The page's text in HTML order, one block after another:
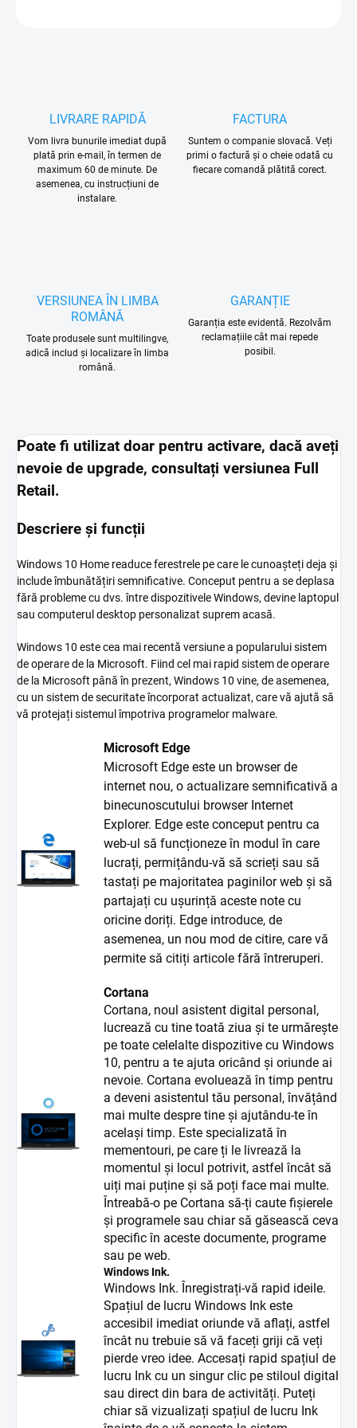
LIVRARE RAPIDĂ
Vom livra bunurile imediat după
plată prin e-mail, în termen de
maximum 60 de minute. De
asemenea, cu instrucțiuni de
instalare.
FACTURA
Suntem o companie slovacă. Veți
primi o factură și o cheie odată cu
fiecare comandă plătită corect.
VERSIUNEA ÎN LIMBA
ROMÂNĂ
Toate produsele sunt multilingve,
adică includ și localizare în limba
română.
GARANȚIE
Garanția este evidentă. Rezolvăm
reclamațiile cât mai repede
posibil.
Poate fi utilizat doar pentru activare, dacă aveți
nevoie de upgrade, consultați versiunea Full
Retail.
Descriere și funcții
Windows 10 Home readuce ferestrele pe care le cunoașteți deja și
include îmbunătățiri semnificative. Conceput pentru a se deplasa
fără probleme cu dvs. între dispozitivele Windows, devine laptopul
sau computerul desktop personalizat suprem acasă.
Windows 10 este cea mai recentă versiune a popularului sistem
de operare de la Microsoft. Fiind cel mai rapid sistem de operare
de la Microsoft până în prezent, Windows 10 vine, de asemenea,
cu un sistem de securitate încorporat actualizat, care vă ajută să
vă protejați sistemul împotriva programelor malware.
Microsoft Edge
Microsoft Edge este un browser de
internet nou, o actualizare semnificativă a
binecunoscutului browser Internet
Explorer. Edge este conceput pentru ca
web-ul să funcționeze în modul în care
lucrați, permițându-vă să scrieți sau să
tastați pe majoritatea paginilor web și să
partajați cu ușurință aceste note cu
oricine doriți. Edge introduce, de
asemenea, un nou mod de citire, care vă
permite să citiți articole fără întreruperi.
Cortana
Cortana, noul asistent digital personal,
lucrează cu tine toată ziua și te urmărește
pe toate celelalte dispozitive cu Windows
10, pentru a te ajuta oricând și oriunde ai
nevoie. Cortana evoluează în timp pentru
a deveni asistentul tău personal, învățând
mai multe despre tine și ajutându-te în
același timp. Este specializată în
mementouri, pe care ți le livrează la
momentul și locul potrivit, astfel încât să
uiți mai puține și să poți face mai multe.
Întreabă-o pe Cortana să-ți caute fișierele
și programele sau chiar să găsească ceva
specific în aceste documente, programe
sau pe web.
Windows Ink.
Windows Ink. Înregistrați-vă rapid ideile.
Spațiul de lucru Windows Ink este
accesibil imediat oriunde vă aflați, astfel
încât nu trebuie să vă faceți griji că veți
pierde vreo idee. Accesați rapid spațiul de
lucru Ink cu un singur clic pe stiloul digital
sau direct din bara de activități. Puteți
chiar să vizualizați spațiul de lucru Ink